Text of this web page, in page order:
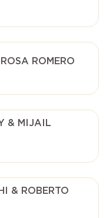
ROMERO
& MIJAIL
& ROBERTO